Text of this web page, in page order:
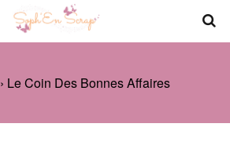
Le Coin Des Bonnes Affaires